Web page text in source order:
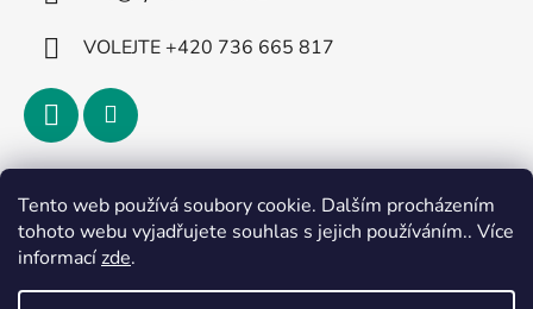
Tento web používá soubory cookie. Dalším procházením
tohoto webu vyjadřujete souhlas s jejich používáním.. Více
informacízde.
VOLEJTE +420 736 665 817
Přijímáme online platby